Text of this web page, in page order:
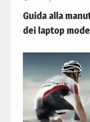
Guida alla
dei laptop